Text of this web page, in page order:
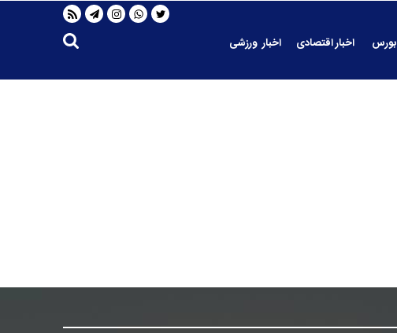
بورس اخبار اقتصادی
اخبار ورزشی